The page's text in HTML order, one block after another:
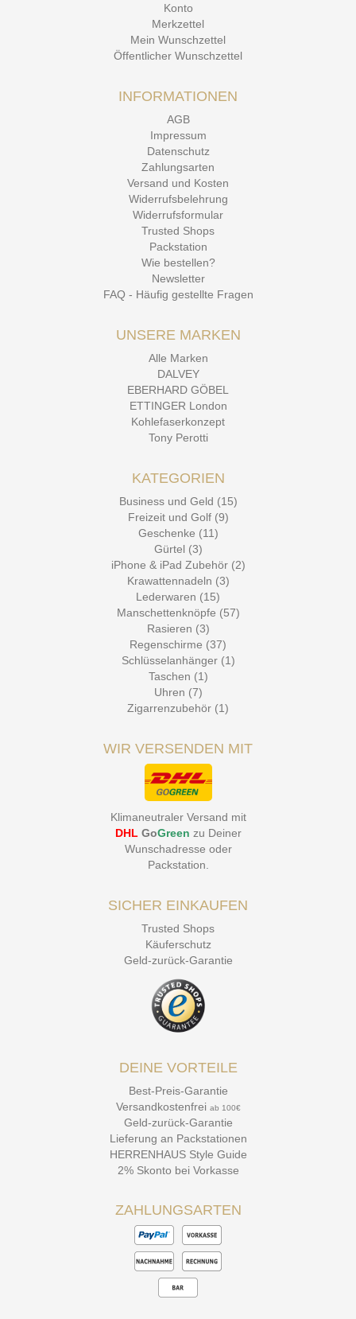
Konto
Merkzettel
Mein Wunschzettel
Öffentlicher Wunschzettel
INFORMATIONEN
AGB
Impressum
Datenschutz
Zahlungsarten
Versand und Kosten
Widerrufsbelehrung
Widerrufsformular
Trusted Shops
Packstation
Wie bestellen?
Newsletter
FAQ - Häufig gestellte Fragen
UNSERE MARKEN
Alle Marken
DALVEY
EBERHARD GÖBEL
ETTINGER London
Kohlefaserkonzept
Tony Perotti
KATEGORIEN
Business und Geld (15)
Freizeit und Golf (9)
Geschenke (11)
Gürtel (3)
iPhone & iPad Zubehör (2)
Krawattennadeln (3)
Lederwaren (15)
Manschettenknöpfe (57)
Rasieren (3)
Regenschirme (37)
Schlüsselanhänger (1)
Taschen (1)
Uhren (7)
Zigarrenzubehör (1)
WIR VERSENDEN MIT
Klimaneutraler Versand mit
DHL GoGreen zu Deiner
Wunschadresse oder
Packstation
SICHER EINKAUFEN
Trusted Shops
Käuferschutz
Geld-zurück-Garantie
DEINE VORTEILE
Best-Preis-Garantie
Versandkostenfrei ab 100€
Geld-zurück-Garantie
Lieferung an Packstationen
HERRENHAUS Style Guide
2% Skonto bei Vorkasse
ZAHLUNGSARTEN